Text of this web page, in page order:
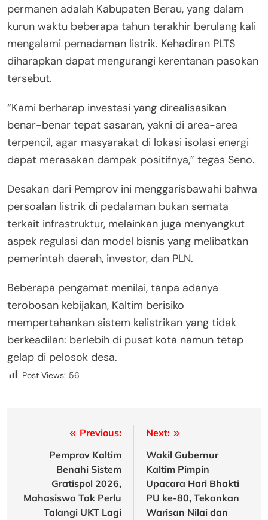
permanen adalah Kabupaten Berau, yang dalam
kurun waktu beberapa tahun terakhir berulang kali
mengalami pemadaman listrik. Kehadiran PLTS
diharapkan dapat mengurangi kerentanan pasokan
tersebut.
“Kami berharap investasi yang direalisasikan
benar-benar tepat sasaran, yakni di area-area
terpencil, agar masyarakat di lokasi isolasi energi
dapat merasakan dampak positifnya,” tegas Seno.
Desakan dari Pemprov ini menggarisbawahi bahwa
persoalan listrik di pedalaman bukan semata
terkait infrastruktur, melainkan juga menyangkut
aspek regulasi dan model bisnis yang melibatkan
pemerintah daerah, investor, dan PLN.
Beberapa pengamat menilai, tanpa adanya
terobosan kebijakan, Kaltim berisiko
mempertahankan sistem kelistrikan yang tidak
berkeadilan: berlebih di pusat kota namun tetap
gelap di pelosok desa.
Post Views: 56
navigation
Previous:
Pemprov Kaltim
Benahi Sistem
Gratispol 2026,
Mahasiswa Tak Perlu
Talangi UKT Lagi
Next:
Wakil Gubernur
Kaltim Pimpin
Upacara Hari Bhakti
PU ke-80, Tekankan
Warisan Nilai dan